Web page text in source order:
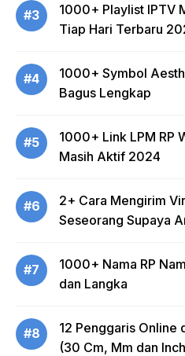
#3
1000+ Playlist IPTV
Tiap Hari Terbaru
#4
1000+ Symbol
Bagus Lengkap
#5
1000+ Link LPM RP
Masih Aktif 2024
#6
2+ Cara Mengirim
Seseorang Supaya
#7
1000+ Nama RP
dan Langka
#8
12 Penggaris Online
(30 Cm, Mm dan